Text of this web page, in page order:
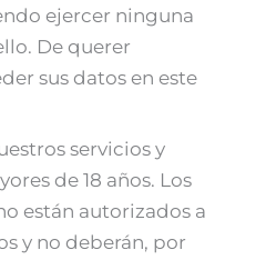
ejercer ninguna
De querer
sus datos en este
servicios y
de 18 años. Los
están autorizados a
y no deberán, por